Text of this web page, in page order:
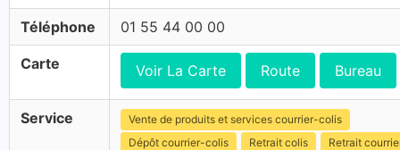
Téléphone 01 55 44 00 00
Carte Voir La Carte Route Bureau
Service
Vente de produits et services courrier-colis
Dépôt courrier-colis
Retrait colis
Retrait